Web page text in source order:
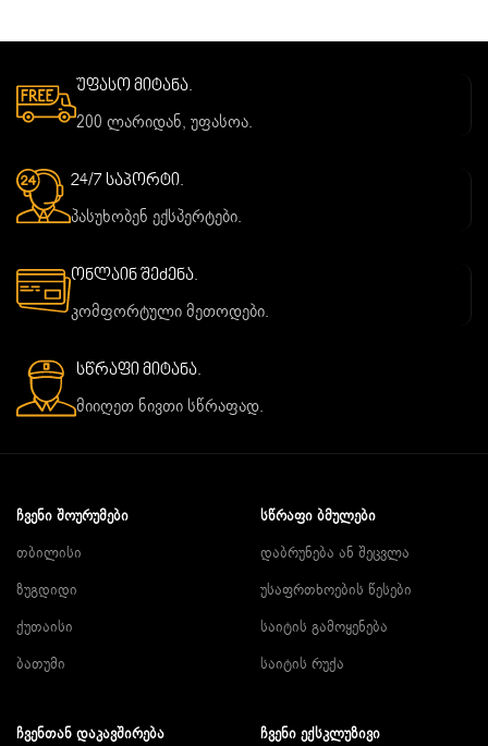
უფასო მიტანა.
200 ლარიდან, უფასოა.
24/7 საპორტი.
პასუხობენ ექსპერტები.
ონლაინ შეძენა.
კომფორტული მეთოდები.
სწრაფი მიტანა.
მიიღეთ ნივთი სწრაფად.
ᲩᲕᲔᲜᲘ ᲨᲝᲣᲠᲣᲛᲔᲑᲘ
თბილისი
ზუგდიდი
ქუთაისი
ბათუმი
ᲡᲬᲠᲐᲤᲘ ᲑᲛᲣᲚᲔᲑᲘ
დაბრუნება ან შეცვლა
უსაფრთხოების წესები
საიტის გამოყენება
საიტის რუქა
ᲩᲕᲔᲜᲗᲐᲜ ᲓᲐᲙᲐᲕᲨᲘᲠᲔᲑᲐ
ᲩᲕᲔᲜᲘ ᲔᲥᲡᲙᲚᲣᲖᲘᲕᲘ